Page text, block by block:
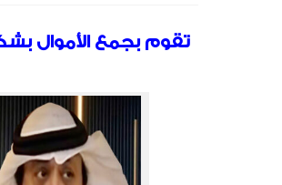
تقوم بجمع الأموال